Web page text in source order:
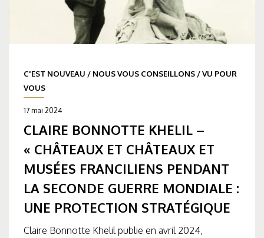
C'EST NOUVEAU / NOUS VOUS CONSEILLONS /VU POUR
VOUS
17 mai 2024
CLAIRE BONNOTTE KHELIL –
« CHÂTEAUX ET CHÂTEAUX ET
MUSÉES FRANCILIENS PENDANT
LA SECONDE GUERRE MONDIALE :
UNE PROTECTION STRATÉGIQUE
Claire Bonnotte Khelil publie en avril 2024,